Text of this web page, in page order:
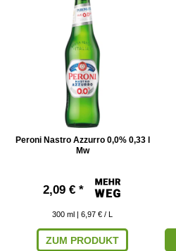
Peroni Nastro Azzurro 0,0% 0,33 l
Mw
2,09 € *
300 ml | 6,97 € / L
ZUM PRODUKT